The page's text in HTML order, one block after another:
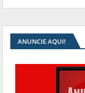
ANUNCIE AQUI!